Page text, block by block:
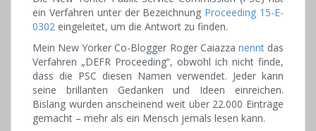
ein Verfahren unter der Bezeichnung Proceeding 15-E-
0302 eingeleitet, um die Antwort zu finden.
Mein New Yorker Co-Blogger Roger Caiazza nenntdas
Verfahren „DEFR Proceeding“, obwohl ich nicht finde,
dass die PSC diesen Namen verwendet. Jeder kann
seine brillanten Gedanken und Ideen einreichen.
Bislang wurden anscheinend weit über 22.000 Einträge
gemacht – mehr als ein Mensch jemals lesen kann.